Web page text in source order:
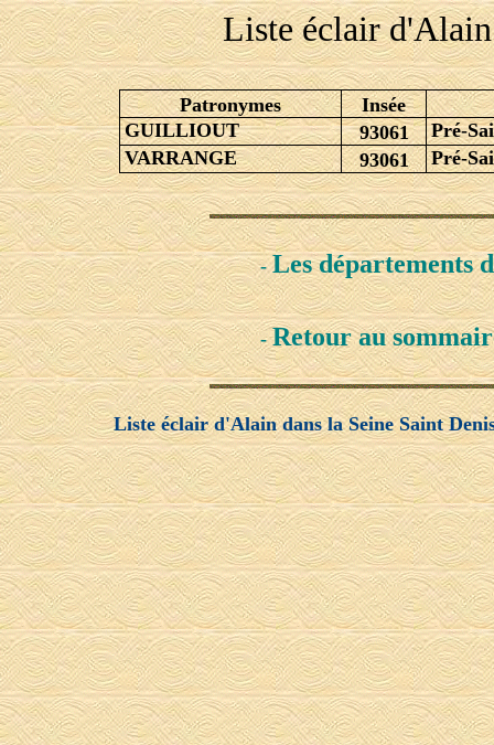
Liste éclair
Patronymes
Insée
GUILLIOUT
93061
Pré-
VARRANGE
93061 Pré-
-Les
-Retour au
Liste éclair d'Alain dans la Seine Saint